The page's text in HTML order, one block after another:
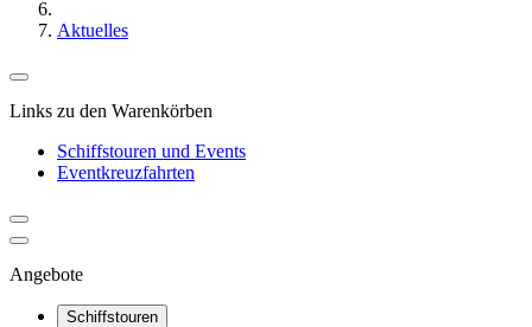
Aktuelles
Links zu den Warenkörben
Schiffstouren und Events
Eventkreuzfahrten
Angebote
Schiffstouren